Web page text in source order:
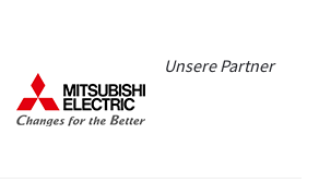
Unsere Partner